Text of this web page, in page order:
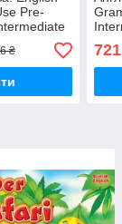
Pre-
and
₴
and